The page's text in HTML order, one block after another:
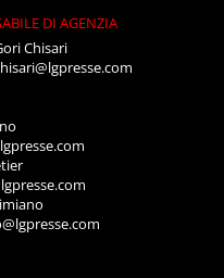
DI AGENZIA
Chisari